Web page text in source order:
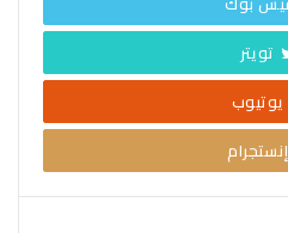
تويتر
يوتيوب
إنستجرام